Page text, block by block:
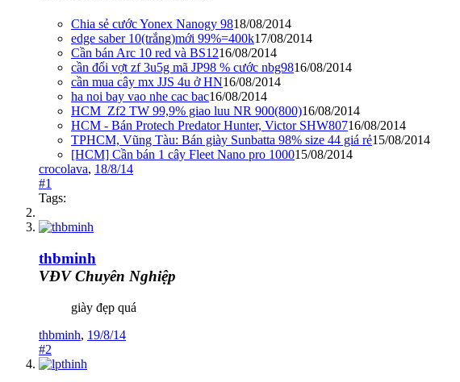
Chia sẻ cước Yonex Nanogy 9818/08/2014
edge saber 10(trắng)mới 99%=400k17/08/2014
Cần bán Arc 10 red và BS1216/08/2014
cần đổi vợt zf 3u5g mã JP98 % cước nbg9816/08/2014
cần mua cây mx JJS 4u ở HN16/08/2014
ha noi bay vao nhe cac bac16/08/2014
HCM_Zf2 TW 99,9% giao luu NR 900(800)16/08/2014
HCM - Bán Protech Predator Hunter, Victor SHW80716/08/2014
TPHCM, Vũng Tàu: Bán giày Sunbatta 98% size 44 giá rẻ15/08/2014
[HCM] Cần bán 1 cây Fleet Nano pro 100015/08/2014
crocolava, 18/8/14
#1
Tags:
thbminh
VĐV Chuyên Nghiệp
giày đẹp quá
thbminh, 19/8/14
#2